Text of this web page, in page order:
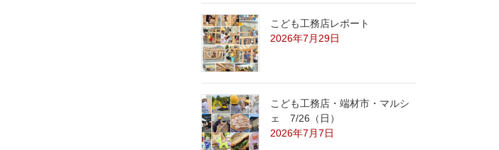
こども工務店レポート
2026年7月29日
こども工務店・端材市・マルシ
ェ 7/26（日）
2026年7月7日